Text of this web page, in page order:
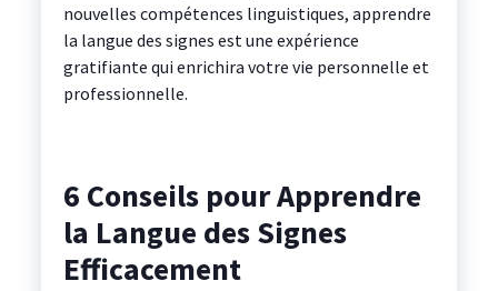
nouvelles compétences linguistiques, apprendre
la langue des signes est une expérience
gratifiante qui enrichira votre vie personnelle et
professionnelle.
6 Conseils pour Apprendre
la Langue des Signes
Efficacement